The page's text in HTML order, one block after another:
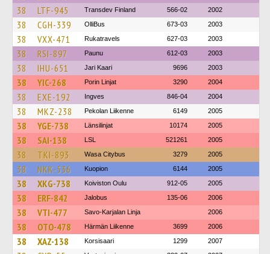
38 LTF-945 Transdev Finland 566-02 2002
38 CGH-339 OlliBus 673-03 2003
38 VXX-471 Rukatravels 627-03 2003
38 RSI-897 Paunu 612-03 2003
38 IHU-651 Jari Kaari 9696 2003
38 YIC-268 Porin Linjat 3290 2004
38 EXE-192 Ingves 846-04 2004
38 MKZ-238 Pekolan Liikenne 6149 2005
38 YGE-738 Länsilinjat 10174 2005
38 SAI-138 LSL 521261 2005
38 TKI-893 Wasa Citybus 3279 2005
38 NKK-536 Kuopion 6144 2005
38 XKG-738 Koiviston Oulu 912-05 2005
38 ERF-842 Jalobus 135-06 2006
38 VTI-477 Savo-Karjalan Linja 2006
38 OTO-478 Härmän Liikenne 3699 2006
38 XAZ-138 Korsisaari 1299 2007